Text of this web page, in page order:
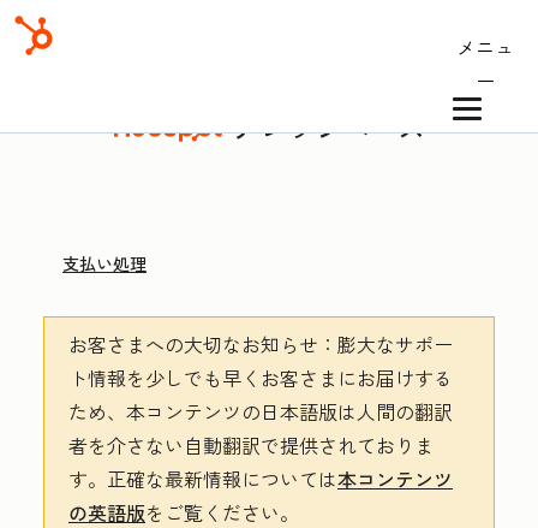
メニュ
ー
ナレッジベース
支払い処理
お客さまへの大切なお知らせ ：膨大なサポー
ト情報を少しでも早くお客さまにお届けする
ため、本コンテンツの日本語版は人間の翻訳
者を介さない自動翻訳で提供されておりま
す。 正確な最新情報については本コンテンツ
の英語版をご覧ください。